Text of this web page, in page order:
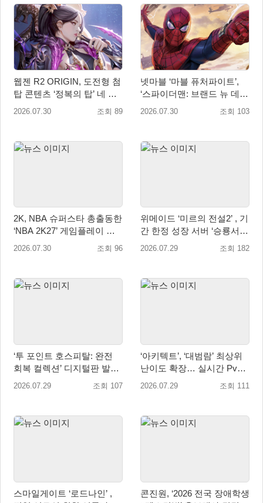
웹젠 R2 ORIGIN, 도전형 첨
탑 콘텐츠 ‘정복의 탑’ 네 번
째 시즌 개최
2026.07.30 조회 89
넷마블 ‘마블 퓨처파이트’,
‘스파이더맨: 브랜드 뉴 데
이’ 업데이트…美 코믹콘 참
2026.07.30 조회 103
2K, NBA 슈퍼스타 총출동한
‘NBA 2K27’ 게임플레이 트
레일러 공개
2026.07.30 조회 96
위메이드 ‘미르의 전설2’ , 기
간 한정 성장 서버 ‘승룡서
버’ 사전 예약 실시
2026.07.29 조회 182
‘투 포인트 호스피탈: 완전
회복 컬렉션’ 디지털판 발매
일 9월 16일(수)로 결정!
2026.07.29 조회 107
‘아키텍트’, ‘대범람’ 최상위
난이도 확장… 실시간 PvP
콘텐츠 ‘격전’ 오픈 예고
2026.07.29 조회 111
스마일게이트 ‘로드나인’ ,
콘진원, ‘2026 전국 장애학생